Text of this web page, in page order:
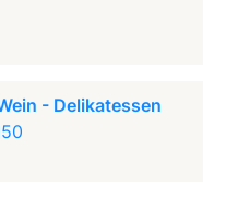
- Delikatessen